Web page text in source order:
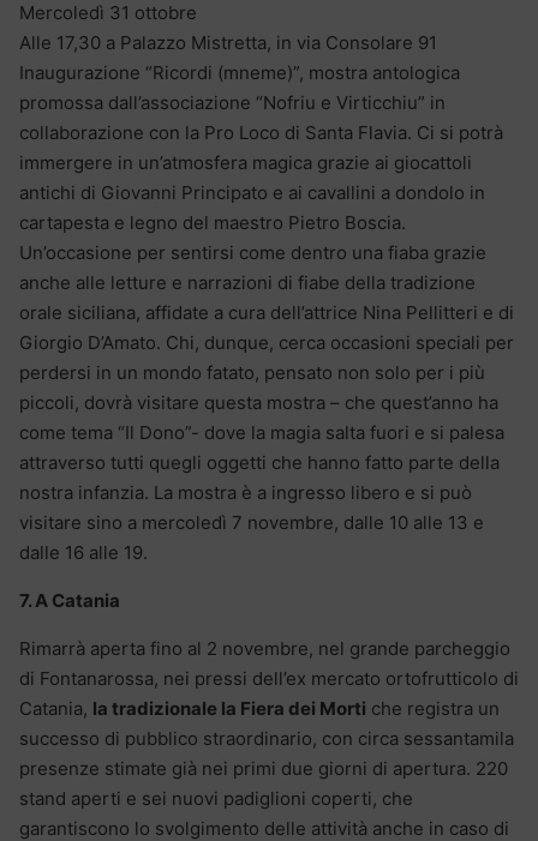
Mercoledì 31 ottobre
Alle 17,30 a Palazzo Mistretta, in via Consolare 91
Inaugurazione “Ricordi (mneme)”, mostra antologica
promossa dall’associazione “Nofriu e Virticchiu” in
collaborazione con la Pro Loco di Santa Flavia. Ci si potrà
immergere in un’atmosfera magica grazie ai giocattoli
antichi di Giovanni Principato e ai cavallini a dondolo in
cartapesta e legno del maestro Pietro Boscia.
Un’occasione per sentirsi come dentro una fiaba grazie
anche alle letture e narrazioni di fiabe della tradizione
orale siciliana, affidate a cura dell’attrice Nina Pellitteri e di
Giorgio D’Amato. Chi, dunque, cerca occasioni speciali per
perdersi in un mondo fatato, pensato non solo per i più
piccoli, dovrà visitare questa mostra – che quest’anno ha
come tema “Il Dono”- dove la magia salta fuori e si palesa
attraverso tutti quegli oggetti che hanno fatto parte della
nostra infanzia. La mostra è a ingresso libero e si può
visitare sino a mercoledì 7 novembre, dalle 10 alle 13 e
dalle 16 alle 19.
7. A Catania
Rimarrà aperta fino al 2 novembre, nel grande parcheggio
di Fontanarossa, nei pressi dell’ex mercato ortofrutticolo di
Catania, la tradizionale la Fiera dei Morti che registra un
successo di pubblico straordinario, con circa sessantamila
presenze stimate già nei primi due giorni di apertura. 220
stand aperti e sei nuovi padiglioni coperti, che
garantiscono lo svolgimento delle attività anche in caso di